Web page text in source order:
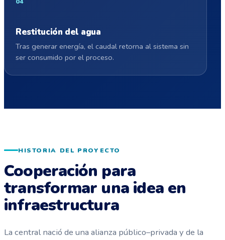
Restitución del agua
Tras generar energía, el caudal retorna al sistema sin
ser consumido por el proceso.
HISTORIA DEL PROYECTO
Cooperación para
transformar una idea en
infraestructura
La central nació de una alianza público–privada y de la